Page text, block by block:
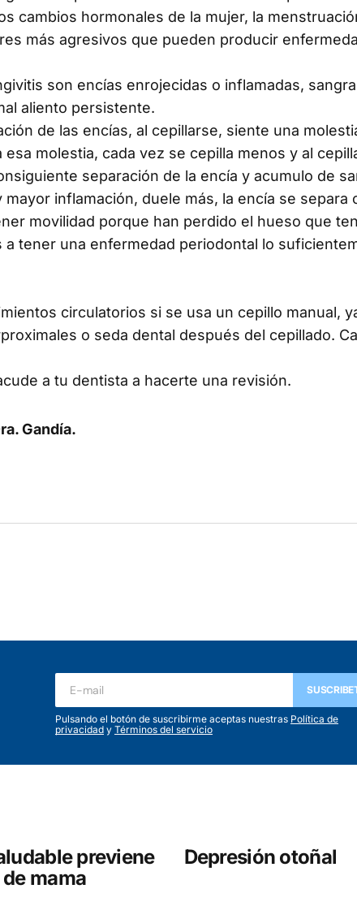
cambios hormonales de la mujer, la
más agresivos que pueden producir
son encías enrojecidas o inflamadas,
aliento persistente.
de las encías, al cepillarse, siente una
molestia, cada vez se cepilla menos y al
separación de la encía y acumulo de
inflamación, duele más, la encía se separa
movilidad porque han perdido el hueso que
tener una enfermedad periodontal lo
circulatorios si se usa un cepillo manual,
o seda dental después del cepillado.
a tu dentista a hacerte una revisión.
Gandía.
Pulsando el botón de suscribirme aceptas nuestras Política de
privacidad y Términos del servicio
previene
mama
Depresión otoñal